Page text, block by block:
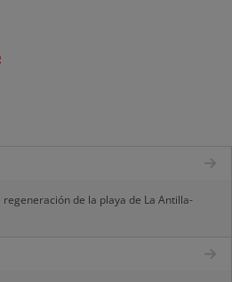
de la playa de La Antilla-